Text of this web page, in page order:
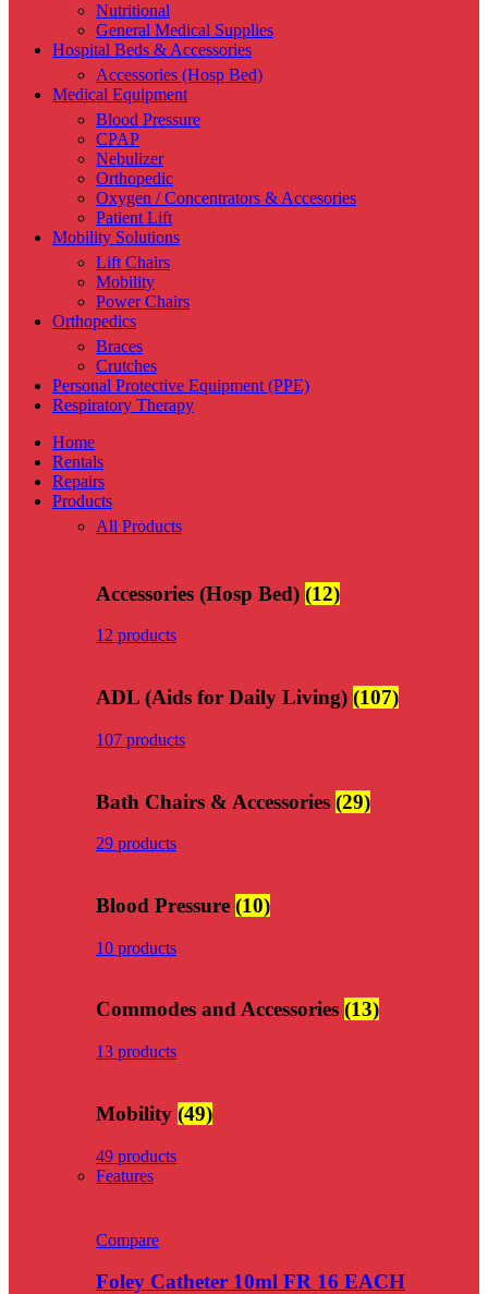
Nutritional
General Medical Supplies
Hospital Beds & Accessories
Accessories (Hosp Bed)
Medical Equipment
Blood Pressure
CPAP
Nebulizer
Orthopedic
Oxygen / Concentrators & Accesories
Patient Lift
Mobility Solutions
Lift Chairs
Mobility
Power Chairs
Orthopedics
Braces
Crutches
Personal Protective Equipment (PPE)
Respiratory Therapy
Home
Rentals
Repairs
Products
All Products
Accessories (Hosp Bed) (12)
12 products
ADL (Aids for Daily Living) (107)
107 products
Bath Chairs & Accessories (29)
29 products
Blood Pressure (10)
10 products
Commodes and Accessories (13)
13 products
Mobility (49)
49 products
Features
Compare
Foley Catheter 10ml FR 16 EACH